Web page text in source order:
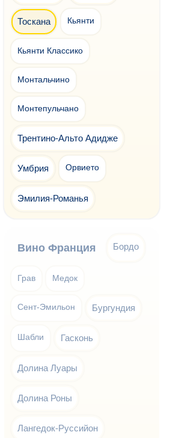
Тоскана Кьянти
Кьянти Классико
Монтальчино
Монтепульчано
Трентино-Альто Адидже
Умбрия Орвието
Эмилия-Романья
Вино Франция Бордо
Грав Медок
Сент-Эмильон Бургундия
Шабли Гасконь
Долина Луары
Долина Роны
Лангедок-Руссийон